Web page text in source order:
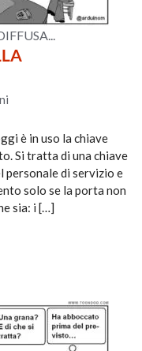
è in uso la chiave
Si tratta di una chiave
personale di servizio e
solo se la porta non
sia: i […]